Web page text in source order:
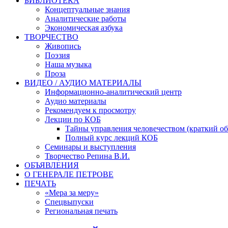
Концептуальные знания
Аналитические работы
Экономическая азбука
ТВОРЧЕСТВО
Живопись
Поэзия
Наша музыка
Проза
ВИДЕО / АУДИО МАТЕРИАЛЫ
Информационно-аналитический центр
Аудио материалы
Рекомендуем к просмотру
Лекции по КОБ
Тайны управления человечеством (краткий
Полный курс лекций КОБ
Семинары и выступления
Творчество Репина В.И.
ОБЪЯВЛЕНИЯ
О ГЕНЕРАЛЕ ПЕТРОВЕ
ПЕЧАТЬ
«Мера за меру»
Спецвыпуски
Региональная печать